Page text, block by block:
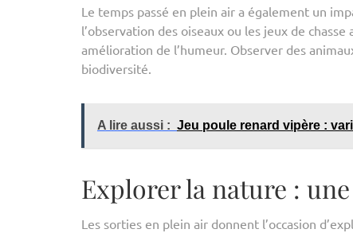
Le temps passé en plein air a également un
l’observation des oiseaux ou les jeux de
amélioration de l’humeur. Observer des
biodiversité.
A lire aussi : Jeu poule renard vipère :
Explorer la nature :
Les sorties en plein air donnent l’occasion